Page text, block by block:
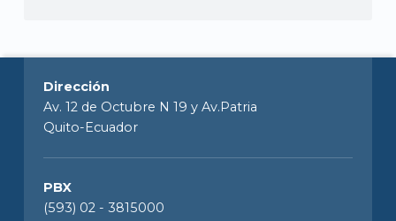
Dirección
Av. 12 de Octubre N 19 y Av.Patria
Quito-Ecuador
PBX
(593) 02 - 3815000